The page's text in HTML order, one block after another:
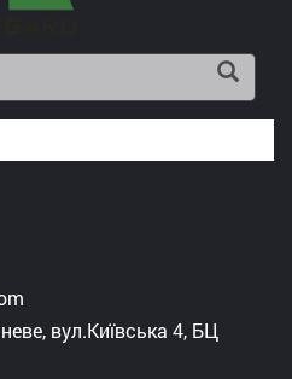
вул.Київська 4, БЦ